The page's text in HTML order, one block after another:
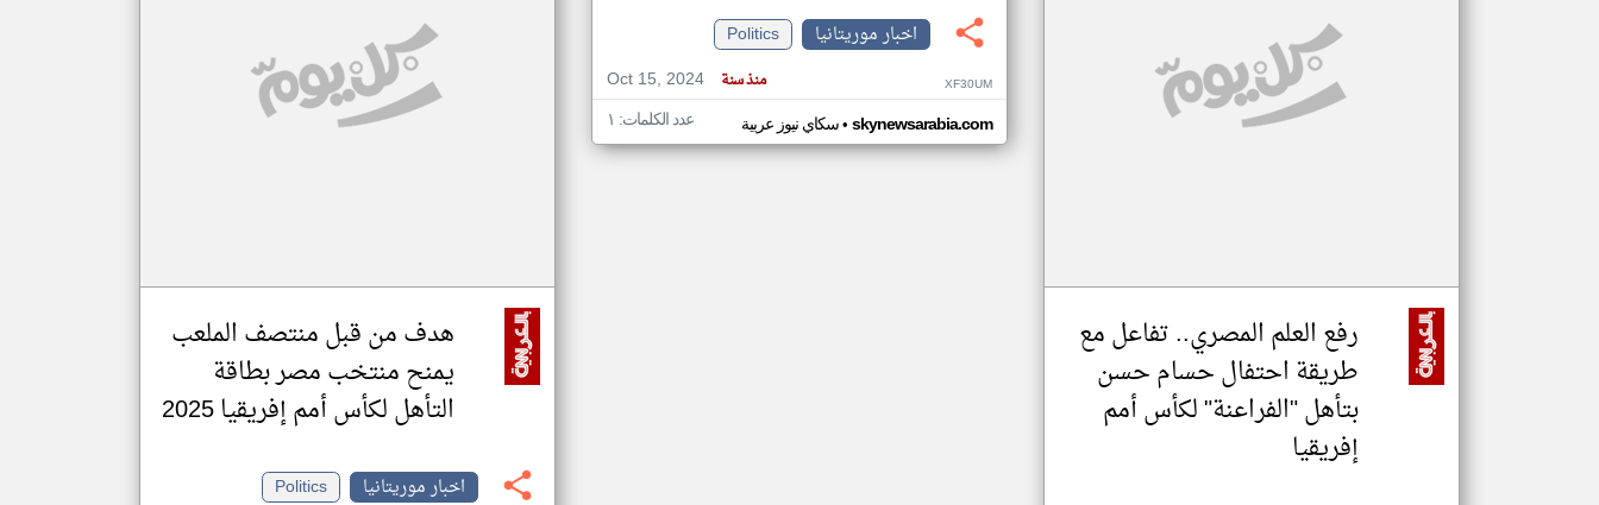
مصادر الأخبار من موريتانيا
رفع العلم المصري.. تفاعل مع
طريقة احتفال حسام حسن
بتأهل "الفراعنة" لكأس أمم
إفريقيا
اخبار موريتانيا
Politics
Oct 15, 2024
منذ سنة XF30UM
سكاي نيوز عربية• skynewsarabia.com عدد الكلمات: ١
هدف من قبل منتصف الملعب
يمنح منتخب مصر بطاقة
التأهل لكأس أمم إفريقيا 2025
اخبار موريتانيا
Politics